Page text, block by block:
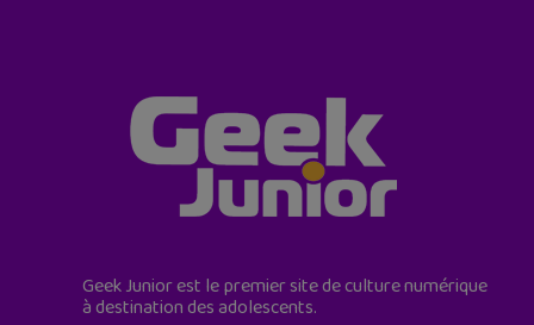
Geek Junior est le premier site de culture numérique
à destination des adolescents.